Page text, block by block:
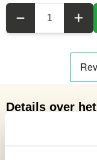
Details over
Netto gewicht: 4.88 kg